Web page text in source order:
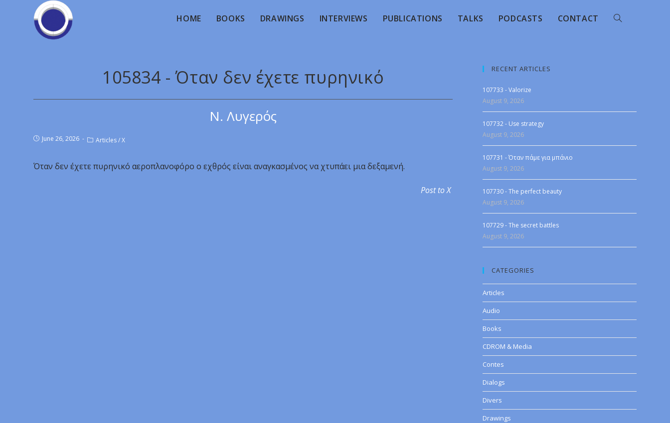
HOME BOOKS DRAWINGS INTERVIEWS PUBLICATIONS TALKS PODCASTS CONTACT
105834 - Όταν δεν έχετε πυρηνικό
Ν. Λυγερός
June 26, 2026 Articles/X
Όταν δεν έχετε πυρηνικό αεροπλανοφόρο ο εχθρός είναι αναγκασμένος να χτυπάει μια δεξαμενή.
Post to X
RECENT ARTICLES
107733 - Valorize
August 9, 2026
107732 - Use strategy
August 9, 2026
107731 - Όταν πάμε για μπάνιο
August 9, 2026
107730 - The perfect beauty
August 9, 2026
107729 - The secret battles
August 9, 2026
CATEGORIES
Articles
Audio
Books
CDROM & Media
Contes
Dialogs
Divers
Drawings